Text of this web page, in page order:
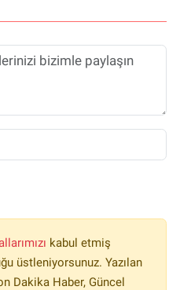
kabul etmiş
üstleniyorsunuz. Yazılan
Dakika Haber, Güncel